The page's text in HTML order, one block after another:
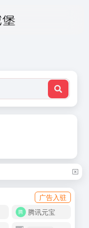
广告入驻
腾讯元宝